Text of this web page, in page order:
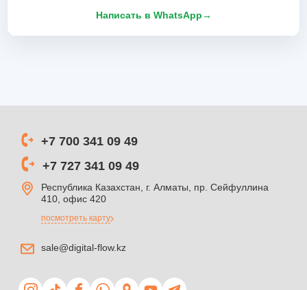
Написать в WhatsApp→
+7 700 341 09 49
+7 727 341 09 49
Республика Казахстан, г. Алматы, пр. Сейфуллина
410, офис 420
посмотреть карту
sale@digital-flow.kz